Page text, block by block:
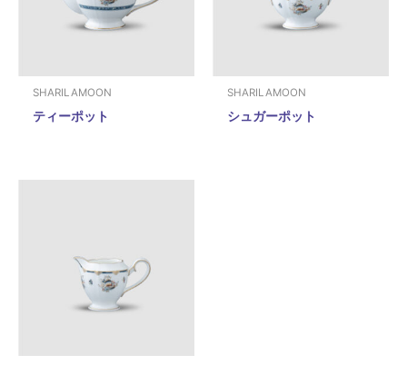
SHARILAMOON
ティーポット
SHARILAMOON
シュガーポット